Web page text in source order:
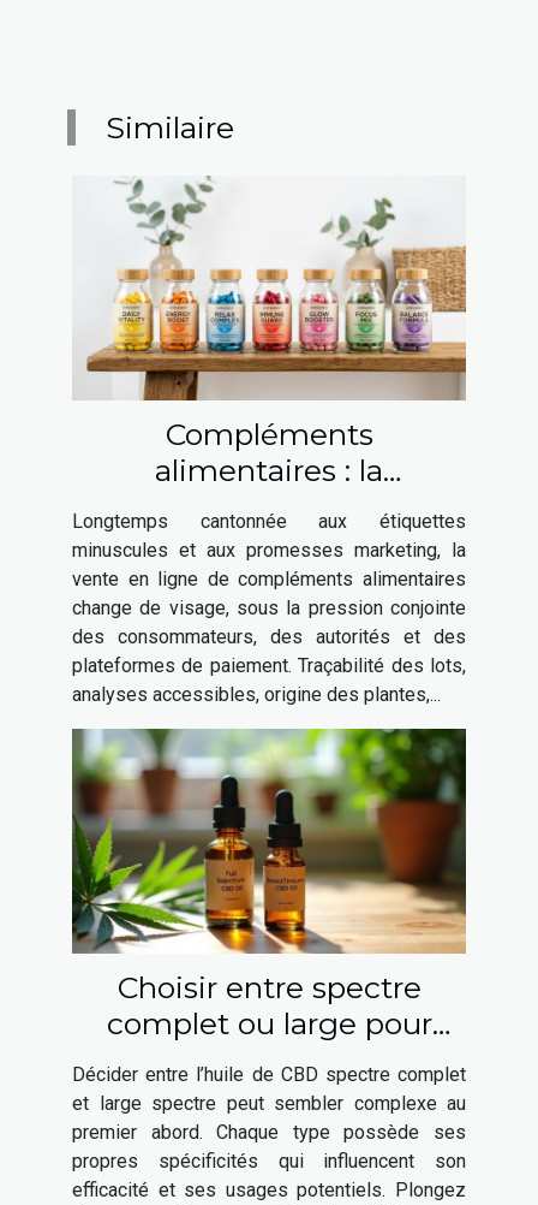
Similaire
Compléments
alimentaires : la
transparence, nouvel atout
des boutiques en ligne
Longtemps cantonnée aux étiquettes
minuscules et aux promesses marketing, la
vente en ligne de compléments alimentaires
change de visage, sous la pression conjointe
des consommateurs, des autorités et des
plateformes de paiement. Traçabilité des lots,
analyses accessibles, origine des plantes,...
Choisir entre spectre
complet ou large pour
l'huile de CBD
Décider entre l’huile de CBD spectre complet
et large spectre peut sembler complexe au
premier abord. Chaque type possède ses
propres spécificités qui influencent son
efficacité et ses usages potentiels. Plongez